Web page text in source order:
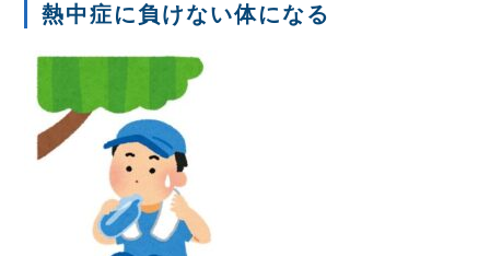
採用情報
熱中症に負けない体になる